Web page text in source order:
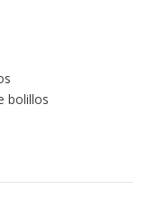
bolillos